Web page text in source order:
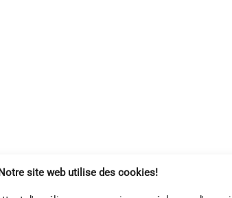
site web utilise des cookies!